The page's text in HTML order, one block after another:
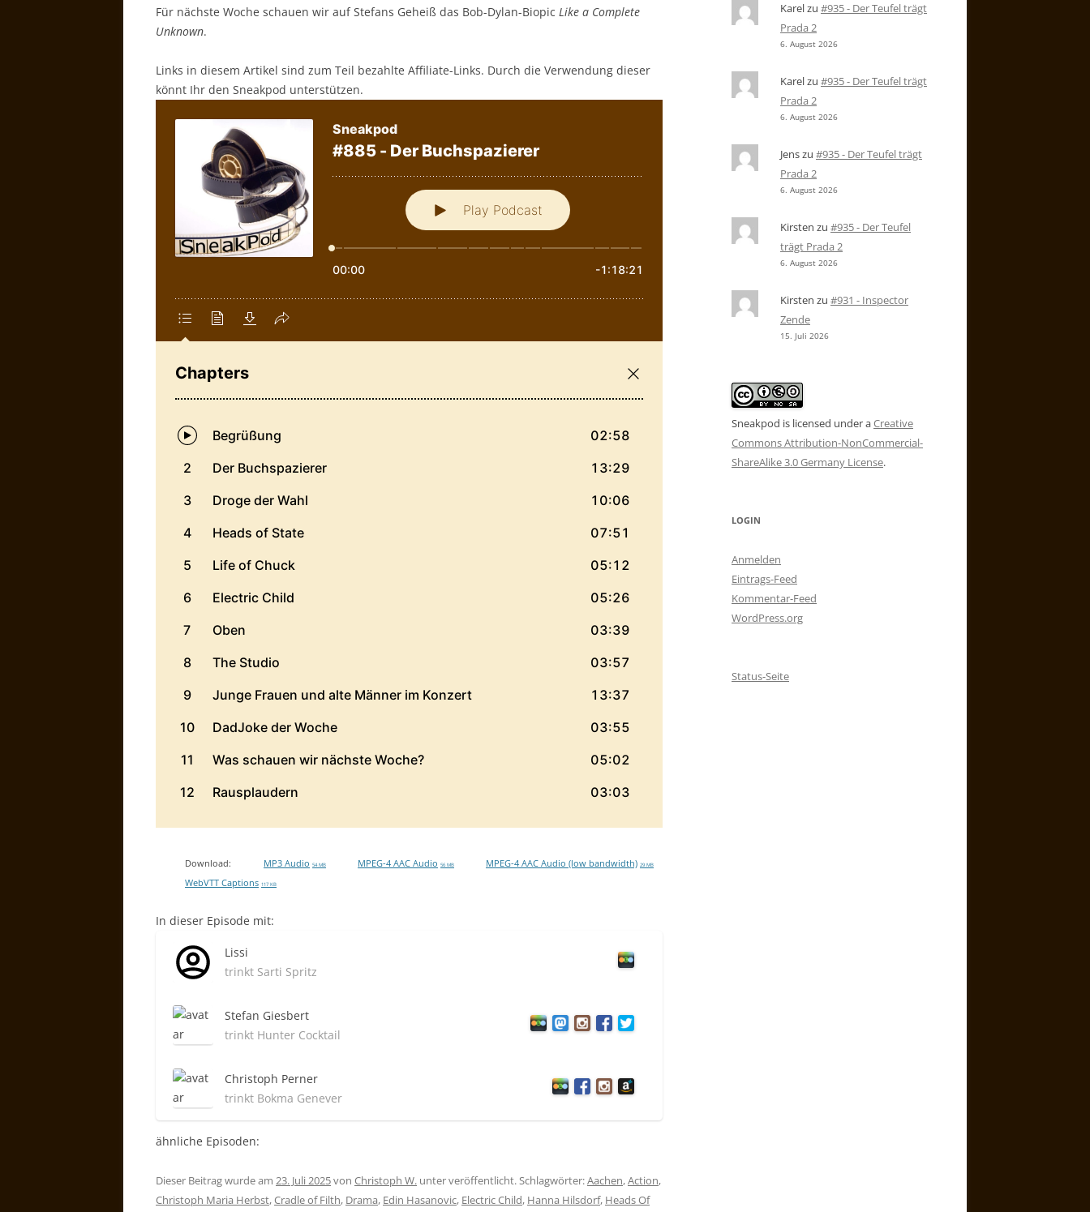
Für nächste Woche schauen wir auf Stefans Geheiß das Bob-Dylan-Biopic Like a Complete
Unknown.
Links in diesem Artikel sind zum Teil bezahlte Affiliate-Links. Durch die Verwendung dieser
könnt Ihr den Sneakpod unterstützen.
Download: MP3 Audio 54 MB MPEG-4 AAC Audio 56 MB MPEG-4 AAC Audio (low bandwidth) 29 MB
WebVTT Captions 117 KB
In dieser Episode mit:
Lissi
trinkt Sarti Spritz
Stefan Giesbert
trinkt Hunter Cocktail
Christoph Perner
trinkt Bokma Genever
ähnliche Episoden:
Dieser Beitrag wurde am 23. Juli 2025von Christoph W. unter veröffentlicht. Schlagwörter:Aachen,Action,
Christoph Maria Herbst,Cradle of Filth, Drama, Edin Hasanovic, Electric Child, Hanna Hilsdorf, Heads Of
Karelzu #935 - Der Teufel trägt
Prada 2
6. August 2026
Karelzu #935 - Der Teufel trägt
Prada 2
6. August 2026
Jenszu #935 - Der Teufel trägt
Prada 2
6. August 2026
Kirsten zu #935 - Der Teufel
trägt Prada 2
6. August 2026
Kirsten zu #931 - Inspector
Zende
15. Juli 2026
Sneakpod is licensed under aCreative
Commons Attribution-NonCommercial-
ShareAlike 3.0 Germany License.
LOGIN
Anmelden
Eintrags-Feed
Kommentar-Feed
WordPress.org
Status-Seite